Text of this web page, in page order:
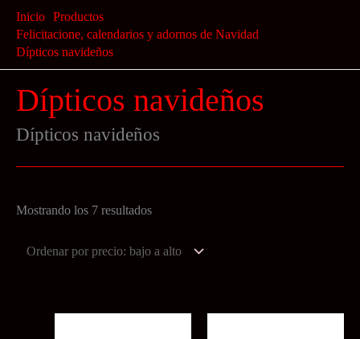
contenido
Inicio Productos
Felicitacione, calendarios y adornos de Navidad
Dípticos navideños
Dípticos navideños
Dípticos navideños
Mostrando los 7 resultadosOrdenado
precio: